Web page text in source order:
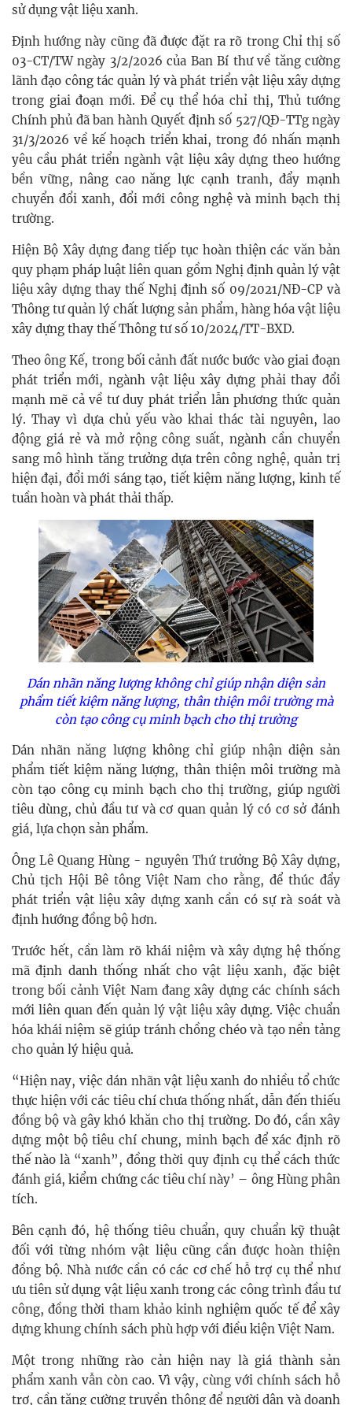
sử dụng vật liệu xanh.
Định hướng này cũng đã được đặt ra rõ trong Chỉ thị số
03-CT/TW ngày 3/2/2026 của Ban Bí thư về tăng cường
lãnh đạo công tác quản lý và phát triển vật liệu xây dựng
trong giai đoạn mới. Để cụ thể hóa chỉ thị, Thủ tướng
Chính phủ đã ban hành Quyết định số 527/QĐ-TTg ngày
31/3/2026 về kế hoạch triển khai, trong đó nhấn mạnh
yêu cầu phát triển ngành vật liệu xây dựng theo hướng
bền vững, nâng cao năng lực cạnh tranh, đẩy mạnh
chuyển đổi xanh, đổi mới công nghệ và minh bạch thị
trường.
Hiện Bộ Xây dựng đang tiếp tục hoàn thiện các văn bản
quy phạm pháp luật liên quan gồm Nghị định quản lý vật
liệu xây dựng thay thế Nghị định số 09/2021/NĐ-CP và
Thông tư quản lý chất lượng sản phẩm, hàng hóa vật liệu
xây dựng thay thế Thông tư số 10/2024/TT-BXD.
Theo ông Kế, trong bối cảnh đất nước bước vào giai đoạn
phát triển mới, ngành vật liệu xây dựng phải thay đổi
mạnh mẽ cả về tư duy phát triển lẫn phương thức quản
lý. Thay vì dựa chủ yếu vào khai thác tài nguyên, lao
động giá rẻ và mở rộng công suất, ngành cần chuyển
sang mô hình tăng trưởng dựa trên công nghệ, quản trị
hiện đại, đổi mới sáng tạo, tiết kiệm năng lượng, kinh tế
tuần hoàn và phát thải thấp.
Dán nhãn năng lượng không chỉ giúp nhận diện sản
phẩm tiết kiệm năng lượng, thân thiện môi trường mà
còn tạo công cụ minh bạch cho thị trường
Dán nhãn năng lượng không chỉ giúp nhận diện sản
phẩm tiết kiệm năng lượng, thân thiện môi trường mà
còn tạo công cụ minh bạch cho thị trường, giúp người
tiêu dùng, chủ đầu tư và cơ quan quản lý có cơ sở đánh
giá, lựa chọn sản phẩm.
Ông Lê Quang Hùng - nguyên Thứ trưởng Bộ Xây dựng,
Chủ tịch Hội Bê tông Việt Nam cho rằng, để thúc đẩy
phát triển vật liệu xây dựng xanh cần có sự rà soát và
định hướng đồng bộ hơn.
Trước hết, cần làm rõ khái niệm và xây dựng hệ thống
mã định danh thống nhất cho vật liệu xanh, đặc biệt
trong bối cảnh Việt Nam đang xây dựng các chính sách
mới liên quan đến quản lý vật liệu xây dựng. Việc chuẩn
hóa khái niệm sẽ giúp tránh chồng chéo và tạo nền tảng
cho quản lý hiệu quả.
“Hiện nay, việc dán nhãn vật liệu xanh do nhiều tổ chức
thực hiện với các tiêu chí chưa thống nhất, dẫn đến thiếu
đồng bộ và gây khó khăn cho thị trường. Do đó, cần xây
dựng một bộ tiêu chí chung, minh bạch để xác định rõ
thế nào là “xanh”, đồng thời quy định cụ thể cách thức
đánh giá, kiểm chứng các tiêu chí này’ – ông Hùng phân
tích.
Bên cạnh đó, hệ thống tiêu chuẩn, quy chuẩn kỹ thuật
đối với từng nhóm vật liệu cũng cần được hoàn thiện
đồng bộ. Nhà nước cần có các cơ chế hỗ trợ cụ thể như
ưu tiên sử dụng vật liệu xanh trong các công trình đầu tư
công, đồng thời tham khảo kinh nghiệm quốc tế để xây
dựng khung chính sách phù hợp với điều kiện Việt Nam.
Một trong những rào cản hiện nay là giá thành sản
phẩm xanh vẫn còn cao. Vì vậy, cùng với chính sách hỗ
trợ, cần tăng cường truyền thông để người dân và doanh